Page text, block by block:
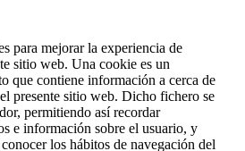
para mejorar la experiencia de
sitio web. Una cookie es un
que contiene información a cerca de
presente sitio web. Dicho fichero se
permitiendo así recordar
e información sobre el usuario, y
los hábitos de navegación del